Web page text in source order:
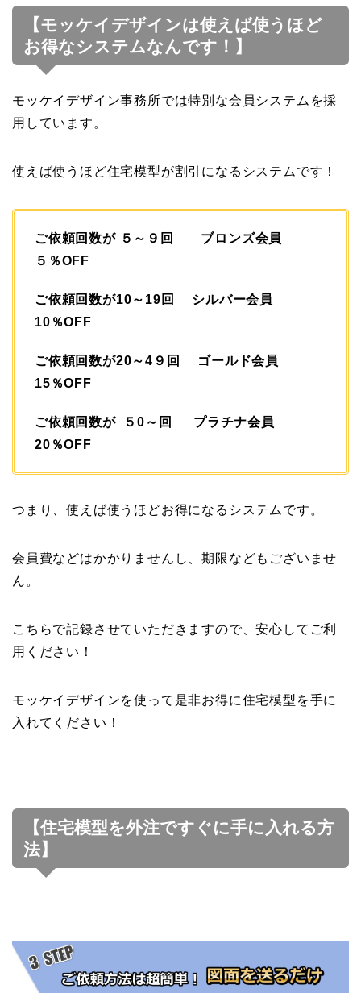
【モッケイデザインは使えば使うほど
お得なシステムなんです！】
モッケイデザイン事務所では特別な会員システムを採
用しています。
使えば使うほど住宅模型が割引になるシステムです！
ご依頼回数が ５～９回 ブロンズ会員
５％OFF
ご依頼回数が10～19回 シルバー会員
10％OFF
ご依頼回数が20～4９回 ゴールド会員
15％OFF
ご依頼回数が ５0～回 プラチナ会員
20％OFF
つまり、使えば使うほどお得になるシステムです。
会員費などはかかりませんし、期限などもございませ
ん。
こちらで記録させていただきますので、安心してご利
用ください！
モッケイデザインを使って是非お得に住宅模型を手に
入れてください！
【住宅模型を外注ですぐに手に入れる方
法】